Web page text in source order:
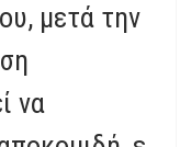
μετά την
να